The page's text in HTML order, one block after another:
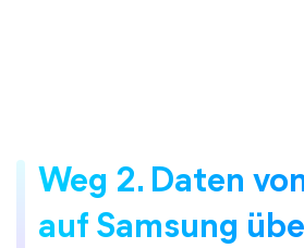
Weg 2. Daten
auf Samsung